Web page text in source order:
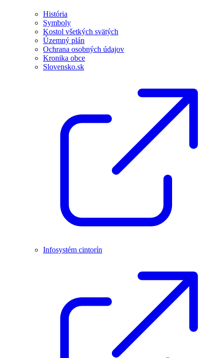
História
Symboly
Kostol všetkých svätých
Územný plán
Ochrana osobných údajov
Kronika obce
Slovensko.sk
Infosystém cintorín